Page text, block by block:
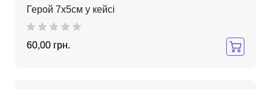
Герой 7х5см у кейсі
60,00 грн.